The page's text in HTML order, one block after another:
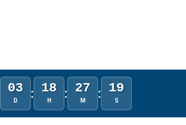
03
D : 18
H : 27
M : 18
S